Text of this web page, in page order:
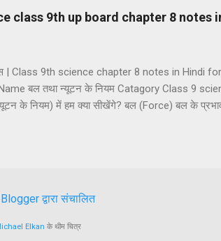
class 9th up board chapter 8 notes
| Class 9th science chapter 8 notes in Hindi
बल तथा न्यूटन के नियम Catagory Class 9
के नियम) में हम क्या सीखेंगे? बल (Force) बल के
बल (2) यांत्रिक बल (3) गुरुत्वाकर्षण बल (4) घर्षण बल
Blogger द्वारा संचालित
Elkan के थीम चित्र